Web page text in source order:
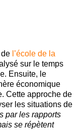
l’école de la
sur le temps
Ensuite, le
économique
Cette approche de
les situations de
par les rapports
se répètent